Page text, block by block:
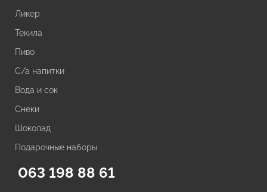
Ликер
Текила
Пиво
С/а напитки
Вода и сок
Снеки
Шоколад
Подарочные наборы
063 198 88 61